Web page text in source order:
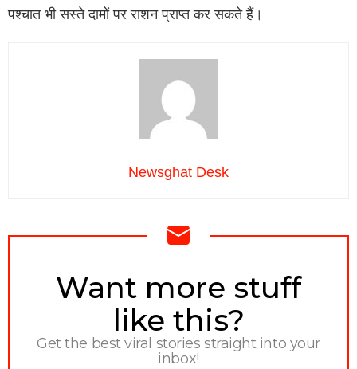
पश्चात भी सस्ते दामों पर राशन प्राप्त कर सकते हैं।
Newsghat Desk
NEWSLETTER
Want more stuff
like this?
Get the best viral stories straight into your
inbox!